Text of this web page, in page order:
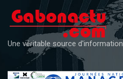
content
Une véritable source d'information